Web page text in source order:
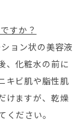
すか？
ョン状の美容液
、化粧水の前に
キビ肌や脂性肌
けますが、乾燥
ださい。